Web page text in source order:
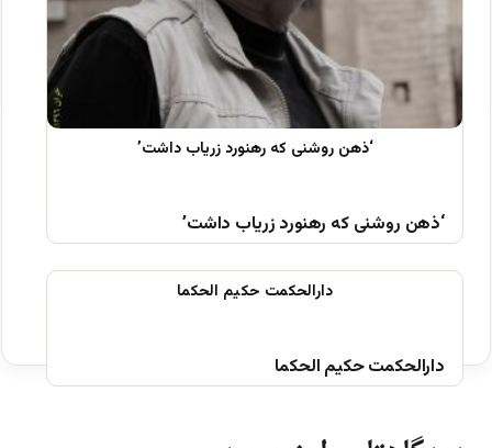
‘ذهن روشنی که رهنورد زریاب داشت’
دارالحکمت حکیم الحکما